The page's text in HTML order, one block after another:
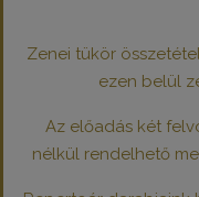
Zenei tükör
ezen belül
Az előadás két
nélkül rendelhető